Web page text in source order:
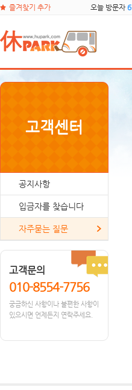
즐겨찾기 추가 오늘 방문자 6
고객센터
공지사항
입금자를 찾습니다
자주묻는 질문
고객문의
010-8554-7756
궁금하신 사항이나 불편한 사항이
있으시면 언제든지 연락주세요.